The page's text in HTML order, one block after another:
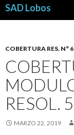
SAD Lobos
COBERTURA RES. N°
RESOL.
MARZO 22, 2019